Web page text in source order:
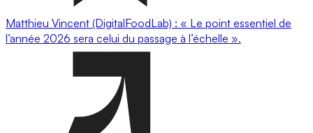
Matthieu Vincent (DigitalFoodLab) : « Le point essentiel de
l’année 2026 sera celui du passage à l’échelle ».